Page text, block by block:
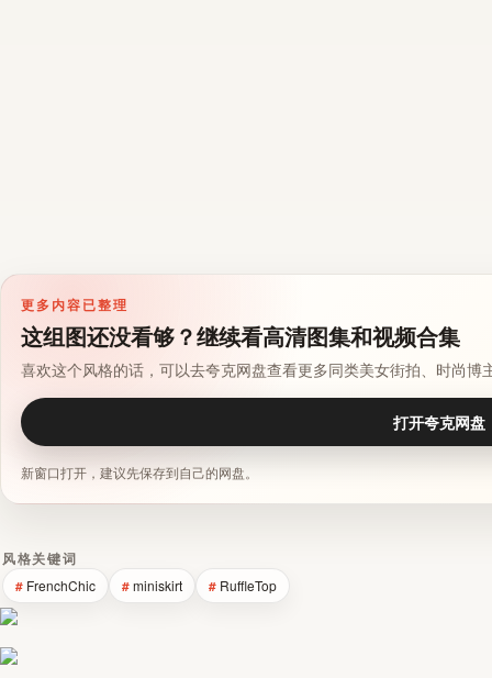
更多内容已整理
这组图还没看够？继续看高清图集和视频合集
喜欢这个风格的话，可以去夸克网盘查看更多同类美女街拍、时尚博
打开夸克网盘
新窗口打开，建议先保存到自己的网盘。
风格关键词
FrenchChic miniskirt RuffleTop